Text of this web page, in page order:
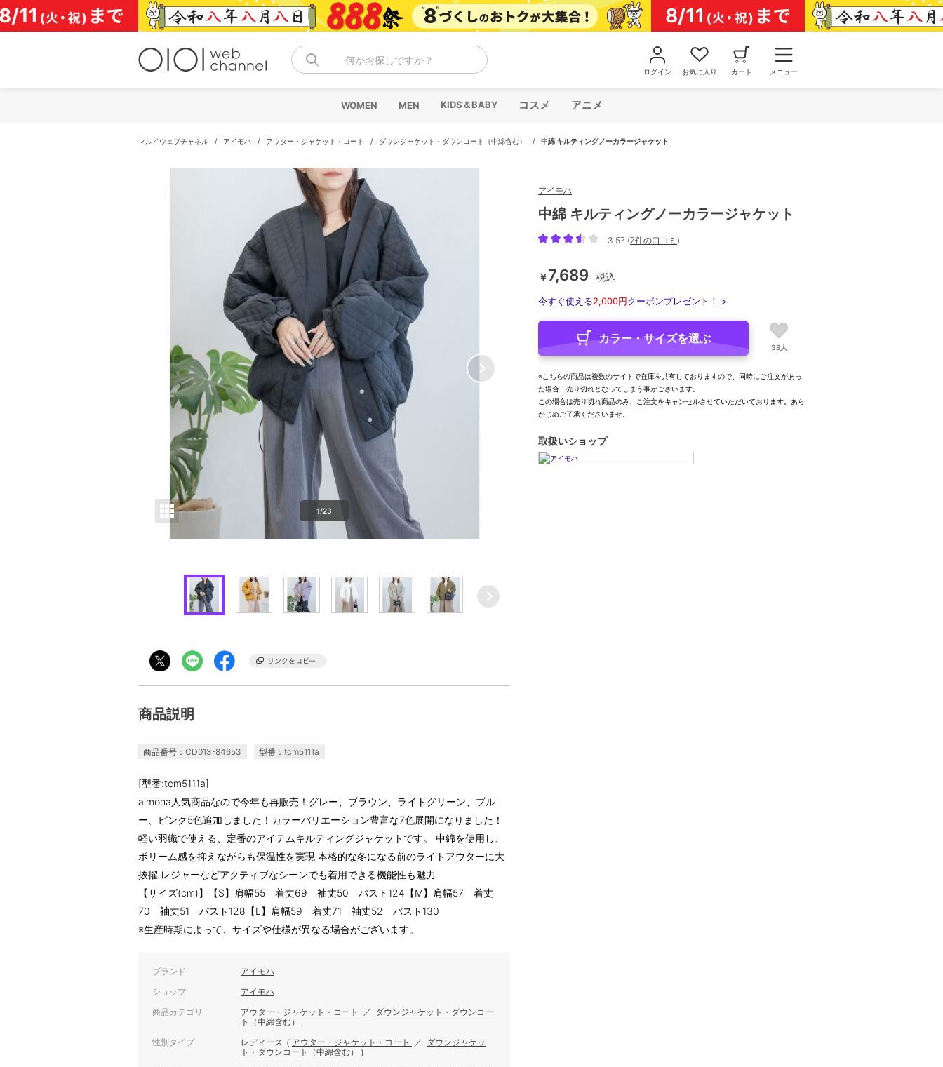
コ
ン
テ
何かお探しですか？
ログイン お気に入り カート メニュー
WOMEN MEN KIDS＆BABY コスメ アニメ
マルイウェブチャネル / アイモハ / アウター・ジャケット・コート / ダウンジャケット・ダウンコート（中綿含む） / 中綿 キルティングノーカラージャケット
1/23
商品説明
商品番号：CD013-84653 型番：tcm5111a
[型番:tcm5111a]
aimoha人気商品なので今年も再販売！グレー、ブラウン、ライトグリーン、ブル
ー、ピンク5色追加しました！カラーバリエーション豊富な7色展開になりました！
軽い羽織で使える、定番のアイテムキルティングジャケットです。 中綿を使用し、
ボリーム感を抑えながらも保温性を実現 本格的な冬になる前のライトアウターに大
抜擢 レジャーなどアクティブなシーンでも着用できる機能性も魅力
【サイズ(cm)】【S】肩幅55 着丈69 袖丈50 バスト124【M】肩幅57 着丈
70 袖丈51 バスト128【L】肩幅59 着丈71 袖丈52 バスト130
※生産時期によって、サイズや仕様が異なる場合がございます。
ブランド アイモハ
ショップ アイモハ
商品カテゴリ アウター・ジャケット・コート ／ ダウンジャケット・ダウンコー
ト（中綿含む）
性別タイプ レディース ( アウター・ジャケット・コート ／ ダウンジャケッ
ト・ダウンコート（中綿含む）
)
アイモハ
中綿 キルティングノーカラージャケット
3.57 (7件の口コミ )
￥7,689 税込
今すぐ使える2,000円クーポンプレゼント！ >
カラー・サイズを選ぶ
38人
※こちらの商品は複数のサイトで在庫を共有しておりますので、同時にご注文があっ
た場合、売り切れとなってしまう事がございます。
この場合は売り切れ商品のみ、ご注文をキャンセルさせていただいております。あら
かじめご了承くださいませ。
取扱いショップ